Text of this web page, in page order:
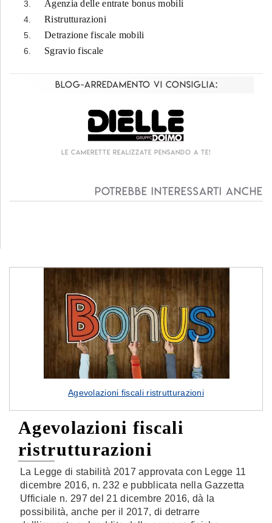
Agevolazioni fiscali ristrutturazioni
Agevolazioni fiscali
ristrutturazioni
La Legge di stabilità 2017 approvata con Legge 11
dicembre 2016, n. 232 e pubblicata nella Gazzetta
Ufficiale n. 297 del 21 dicembre 2016, dà la
possibilità, anche per il 2017, di detrarre
Agenzia delle entrate bonus mobili
Ristrutturazioni
Detrazione fiscale mobili
Sgravio fiscale
Blog-Arredamento vi consiglia:
Potrebbe interessarti anche